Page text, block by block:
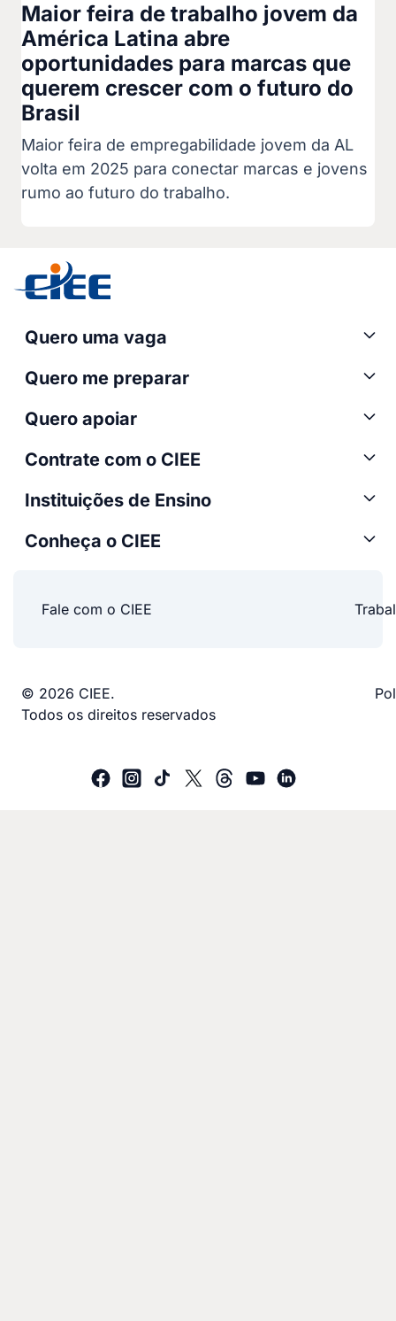
Maior feira de trabalho jovem da
América Latina abre
oportunidades para marcas que
querem crescer com o futuro do
Brasil
Maior feira de empregabilidade jovem da AL
volta em 2025 para conectar marcas e jovens
rumo ao futuro do trabalho.
Quero uma vaga
Quero me preparar
Quero apoiar
Contrate com o CIEE
Instituições de Ensino
Conheça o CIEE
Fale com o CIEE
© 2026 CIEE.
Todos os direitos reservados